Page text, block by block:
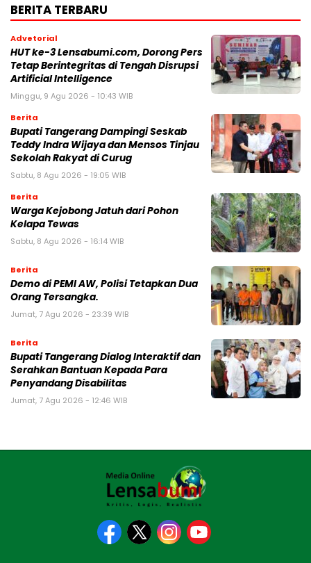
BERITA TERBARU
Advetorial
HUT ke-3 Lensabumi.com, Dorong Pers
Tetap Berintegritas di Tengah Disrupsi
Artificial Intelligence
Minggu, 9 Agu 2026 - 10:43 WIB
Berita
Bupati Tangerang Dampingi Seskab
Teddy Indra Wijaya dan Mensos Tinjau
Sekolah Rakyat di Curug
Sabtu, 8 Agu 2026 - 19:05 WIB
Berita
Warga Kejobong Jatuh dari Pohon
Kelapa Tewas
Sabtu, 8 Agu 2026 - 16:14 WIB
Berita
Demo di PEMI AW, Polisi Tetapkan Dua
Orang Tersangka.
Jumat, 7 Agu 2026 - 23:39 WIB
Berita
Bupati Tangerang Dialog Interaktif dan
Serahkan Bantuan Kepada Para
Penyandang Disabilitas
Jumat, 7 Agu 2026 - 12:46 WIB